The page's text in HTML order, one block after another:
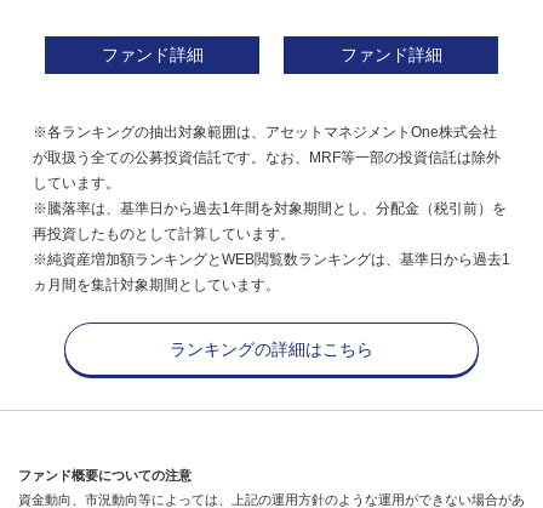
ファンド詳細 ファンド詳細
※各ランキングの抽出対象範囲は、アセットマネジメントOne株式会社
が取扱う全ての公募投資信託です。なお、MRF等一部の投資信託は除外
しています。
※騰落率は、基準日から過去1年間を対象期間とし、分配金（税引前）を
再投資したものとして計算しています。
※純資産増加額ランキングとWEB閲覧数ランキングは、基準日から過去1
ヵ月間を集計対象期間としています。
ランキングの詳細はこちら
ファンド概要についての注意
資金動向、市況動向等によっては、上記の運用方針のような運用ができない場合があ